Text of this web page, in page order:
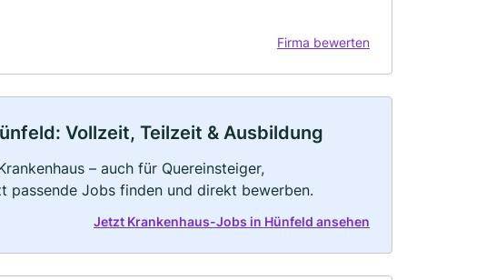
Firma bewerten
Vollzeit, Teilzeit & Ausbildung
– auch für Quereinsteiger,
passende Jobs finden und direkt bewerben.
Jetzt Krankenhaus-Jobs in Hünfeld ansehen